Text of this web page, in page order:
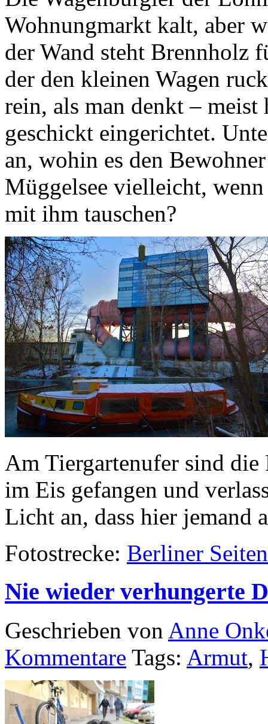
Wohnungmarkt kalt, aber
der Wand steht Brennholz
der den kleinen Wagen
rein, als man denkt – meist
geschickt eingerichtet.
an, wohin es den
Müggelsee vielleicht,
mit ihm tauschen?
Am Tiergartenufer sind
im Eis gefangen und
Licht an, dass hier jemand
Fotostrecke: Berliner
Nie wieder verhungerte
Geschrieben von Anne
Kommentare Tags: Armut,